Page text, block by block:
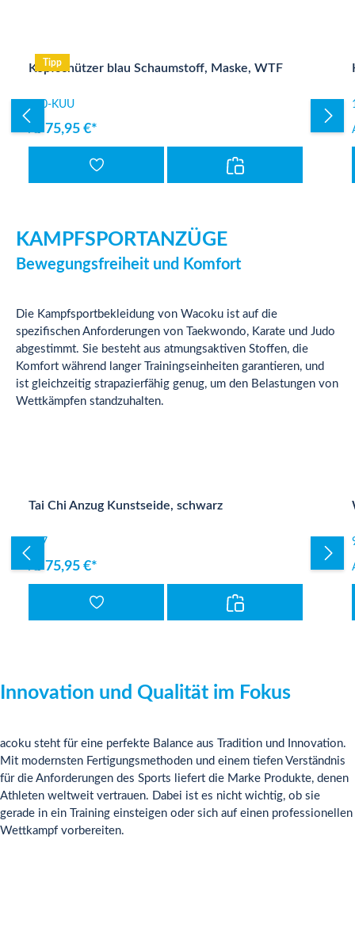
Tipp
Kopfschützer blau Schaumstoff, Maske, WTF
100-KUU
Ab75,95 €*
KAMPFSPORTANZÜGE
Bewegungsfreiheit und Komfort
Die Kampfsportbekleidung von Wacoku ist auf die
spezifischen Anforderungen von Taekwondo, Karate und Judo
abgestimmt. Sie besteht aus atmungsaktiven Stoffen, die
Komfort während langer Trainingseinheiten garantieren, und
ist gleichzeitig strapazierfähig genug, um den Belastungen von
Wettkämpfen standzuhalten.
Tai Chi Anzug Kunstseide, schwarz
507
Ab75,95 €*
Innovation und Qualität im Fokus
acoku steht für eine perfekte Balance aus Tradition und Innovation.
Mit modernsten Fertigungsmethoden und einem tiefen Verständnis
für die Anforderungen des Sports liefert die Marke Produkte, denen
Athleten weltweit vertrauen. Dabei ist es nicht wichtig, ob sie
gerade in ein Training einsteigen oder sich auf einen professionellen
Wettkampf vorbereiten.